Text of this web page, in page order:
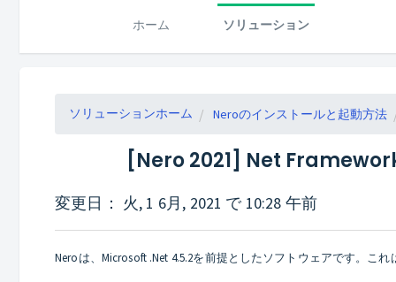
ホーム ソリューション
ソリューションホーム Neroのインストールと起動方法
[Nero 2021] Net
変更日： 火, 1 6月, 2021 で 10:28 午前
Neroは、Microsoft .Net 4.5.2を前提としたソフトウェアです。こ